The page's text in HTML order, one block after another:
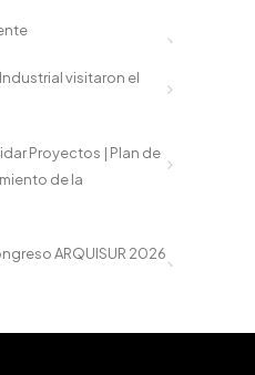
visitaron el
Proyectos | Plan de
de la
ARQUISUR 2026